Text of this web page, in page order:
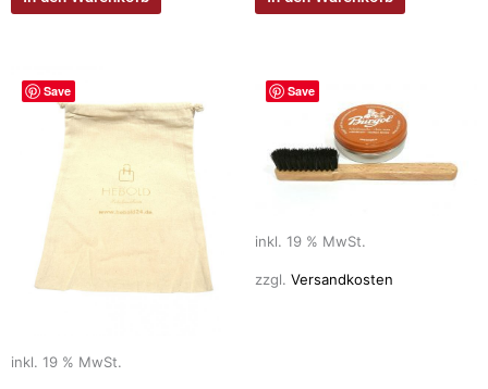
Save
inkl. 19 % MwSt.
Save
inkl. 19 % MwSt.
zzgl. Versandkosten